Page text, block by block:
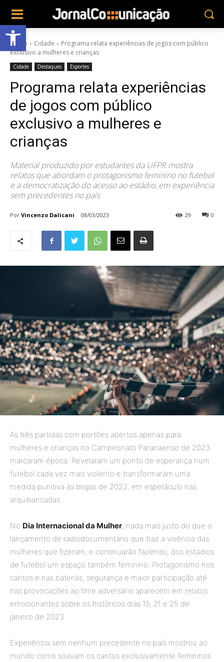
Abrir a barra de ferramentas
Home Cidade
Programa relata experiências de jogos com público
exclusivo a mulheres e crianças
Cidade Destaques Esportes
Programa relata experiências
de jogos com público
exclusivo a mulheres e
crianças
Material produzido por estudantes da UFPR mostra
relatos que abordam o protagonismo feminino no futebol
e a democratização do acesso ao estádio, em experiência
sem precedentes no país
Por Vincenzo Dalicani 08/03/2023 0
29
As três partidas com portões abertos apenas para
mulheres e crianças no Campeonato Paranaense de 2023
marcaram época. Revelaram um ponto de esperança num
futebol cada vez mais violento e transformaram uma
medida punitiva às brigas de 2022, em espetáculo nas
arquibancadas.
No Dia Internacional da Mulher, nada mais justo do que o
lançamento de radiodocumentário que traz a vivência das
mulheres que fizeram, e continuarão fazendo, dos estádios
de futebol um espaço também feminino. Protagonismo nos
cantos e nas baterias, segurança e maior participação até
nas provocações ao time adversário aparecem em relatos
emocionantes sobre os históricos dias 15, 21 e 25 de
janeiro de 2023.
Experiência sem nenhum precedente no país mostrou ao
mundo como soavam os cantos exclusivamente femininos